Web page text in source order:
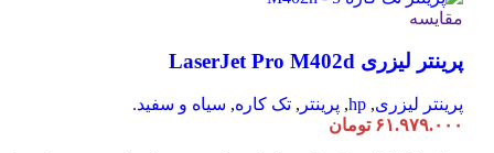
مقایسه
پرینتر لیزری LaserJet Pro M402d
پرینتر لیزری,
hp
, پرینتر , تک کاره, سیاه و سفید.
۶۱.۹۷۹.۰۰۰ تومان